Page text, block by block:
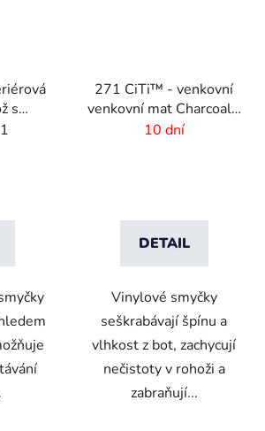
s
-
271 CiTi™ - venkovní
venkovní mat Charcoal -
10 mm- Charcoal
10 dní
DETAIL
Vinylové smyčky
seškrabávají špínu a
vlhkost z bot, zachycují
nečistoty v rohoži a
zabraňují...